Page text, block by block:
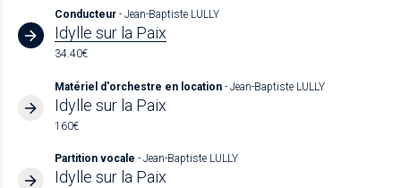
Conducteur - Jean-Baptiste LULLY
Idylle sur la Paix
34.40€
Matériel d'orchestre en location - Jean-Baptiste LULLY
Idylle sur la Paix
160€
Partition vocale - Jean-Baptiste LULLY
Idylle sur la Paix